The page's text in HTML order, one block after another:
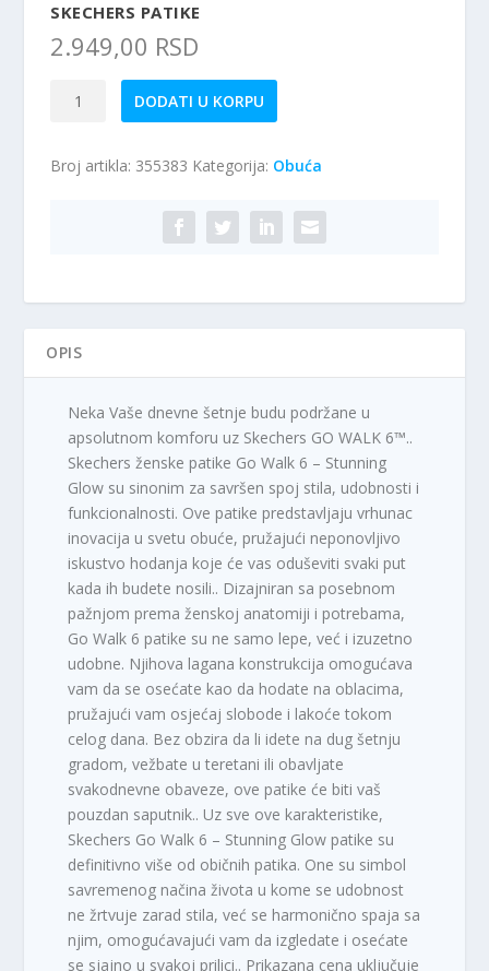
SKECHERS PATIKE
2.949,00 RSD
SKECHERS
DODATI U KORPU
Broj artikla: 355383 Kategorija: Obuća
OPIS
Neka Vaše dnevne šetnje budu podržane u
apsolutnom komforu uz Skechers GO WALK 6™..
Skechers ženske patike Go Walk 6 – Stunning
Glow su sinonim za savršen spoj stila, udobnosti i
funkcionalnosti. Ove patike predstavljaju vrhunac
inovacija u svetu obuće, pružajući neponovljivo
iskustvo hodanja koje će vas oduševiti svaki put
kada ih budete nosili.. Dizajniran sa posebnom
pažnjom prema ženskoj anatomiji i potrebama,
Go Walk 6 patike su ne samo lepe, već i izuzetno
udobne. Njihova lagana konstrukcija omogućava
vam da se osećate kao da hodate na oblacima,
pružajući vam osjećaj slobode i lakoće tokom
celog dana. Bez obzira da li idete na dug šetnju
gradom, vežbate u teretani ili obavljate
svakodnevne obaveze, ove patike će biti vaš
pouzdan saputnik.. Uz sve ove karakteristike,
Skechers Go Walk 6 – Stunning Glow patike su
definitivno više od običnih patika. One su simbol
savremenog načina života u kome se udobnost
ne žrtvuje zarad stila, već se harmonično spaja sa
njim, omogućavajući vam da izgledate i osećate
se sjajno u svakoj prilici.. Prikazana cena uključuje